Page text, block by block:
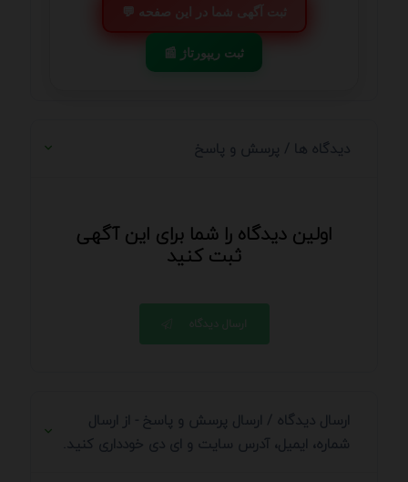
💬 ثبت آگهی شما در این صفحه
📰 ثبت ریپورتاژ
دیدگاه ها / پرسش و پاسخ
اولین دیدگاه را شما برای این آگهی
ثبت کنید
ارسال دیدگاه
ارسال دیدگاه / ارسال پرسش و پاسخ - از ارسال
شماره، ایمیل، آدرس سایت و ای دی خودداری کنید.